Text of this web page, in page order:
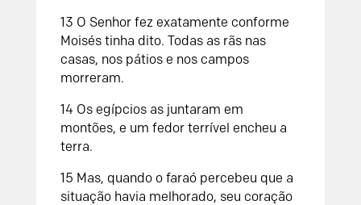
13 O Senhor fez exatamente conforme
Moisés tinha dito. Todas as rãs nas
casas, nos pátios e nos campos
morreram.
14 Os egípcios as juntaram em
montões, e um fedor terrível encheu a
terra.
15 Mas, quando o faraó percebeu que a
situação havia melhorado, seu coração